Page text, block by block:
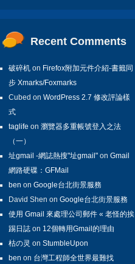
Recent Comments
破碎机 on Firefox附加元件介紹-書籤同
步 Xmarks/Foxmarks
Cubed on WordPress 2.7 修改評論樣
式
taglife on 瀏覽器多重帳號登入之法
（一）
址gmail -網誌熱搜"址gmail" on Gmail
網路硬碟：GFMail
ben on Google台北街景服務
David Shen on Google台北街景服務
使用 Gmail 來處理公司郵件 « 老怪的挨
踢日誌 on 12個轉用Gmail的理由
枯の灵 on StumbleUpon
ben on 台灣工程師全世界最難找